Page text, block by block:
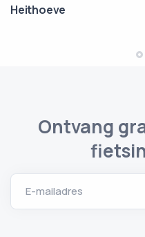
Heithoeve
Ontvang
E-mailadres